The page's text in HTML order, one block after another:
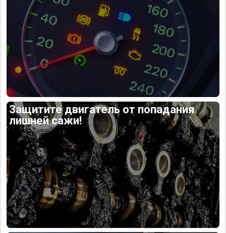
Защитите двигатель от попадания
лишней сажи!